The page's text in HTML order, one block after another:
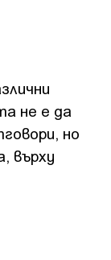
не е да
но
върху